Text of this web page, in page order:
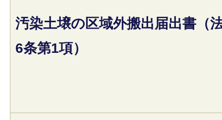
汚染土壌の区域外搬出届出書（
6条第1項）